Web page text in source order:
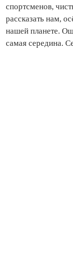
спортсменов,
рассказать нам,
нашей планете.
самая середина.